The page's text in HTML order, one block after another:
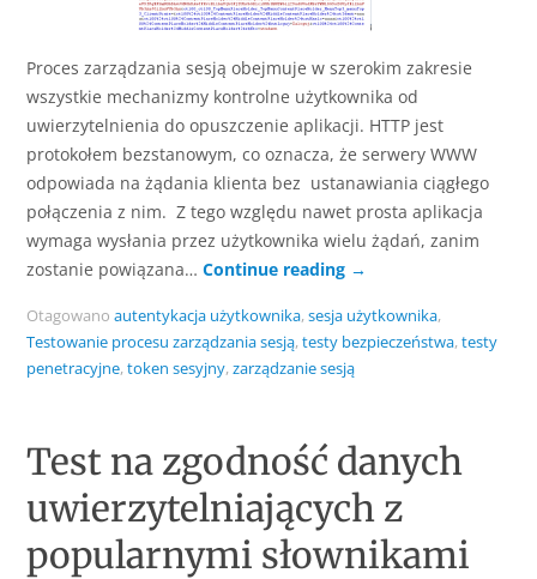
Proces zarządzania sesją obejmuje w szerokim zakresie
wszystkie mechanizmy kontrolne użytkownika od
uwierzytelnienia do opuszczenie aplikacji. HTTP jest
protokołem bezstanowym, co oznacza, że ​​serwery WWW
odpowiada na żądania klienta bez ustanawiania ciągłego
połączenia z nim. Z tego względu nawet prosta aplikacja
wymaga wysłania przez użytkownika wielu żądań, zanim
zostanie powiązana… Continue reading →
Otagowano autentykacja użytkownika,sesja użytkownika,
Testowanie procesu zarządzania sesją,testy bezpieczeństwa,testy
penetracyjne,token sesyjny,zarządzanie sesją
Test na zgodność danych
uwierzytelniających z
popularnymi słownikami